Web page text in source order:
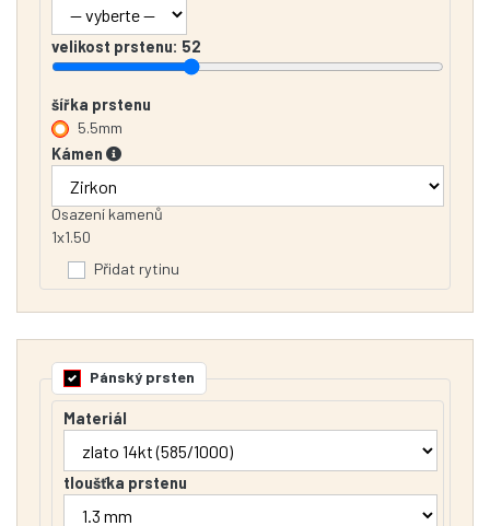
velikost prstenu: 52
šířka prstenu
5.5mm
Kámen
Osazení kamenů
1x1.50
Přidat rytinu
Pánský prsten
Materiál
tloušťka prstenu